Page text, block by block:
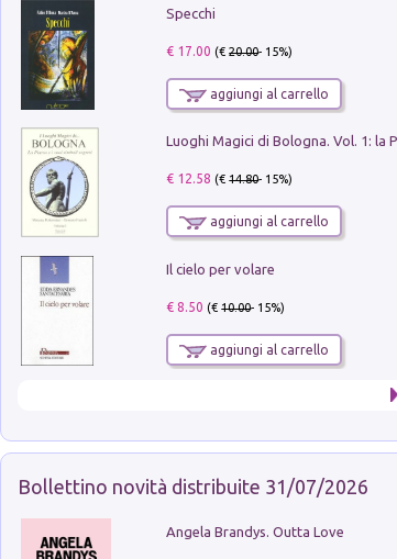
Specchi
€ 17.00 (€20.00- 15%)
aggiungi al carrello
€ 12.58 (€14.80- 15%)
aggiungi al carrello
Il cielo per volare
€ 8.50 (€10.00- 15%)
aggiungi al carrello
Bollettino novità distribuite 31/07/2026
Angela Brandys. Outta Love